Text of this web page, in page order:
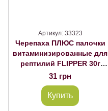
Артикул: 33323
Черепаха ПЛЮС палочки
витаминизированные для
рептилий FLIPPER 30г
100мл
31 грн
Купить